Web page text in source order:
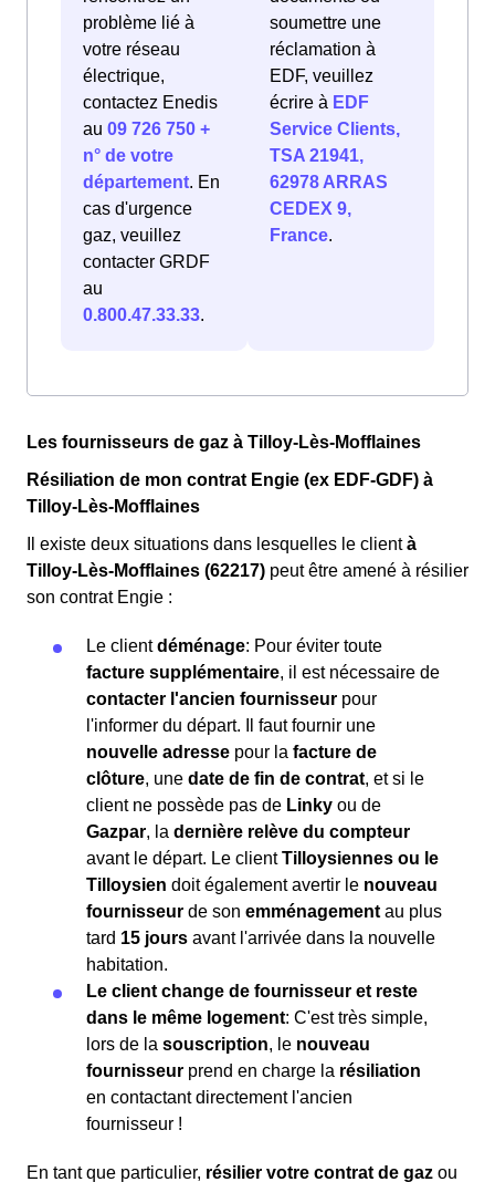
problème lié à
votre réseau
électrique,
contactez Enedis
au 09 726 750 +
n° de votre
département. En
cas d'urgence
gaz, veuillez
contacter GRDF
au
0.800.47.33.33.
soumettre une
réclamation à
EDF, veuillez
écrire à EDF
Service Clients,
TSA 21941,
62978 ARRAS
CEDEX 9,
France.
Les fournisseurs de gaz à Tilloy-Lès-Mofflaines
Résiliation de mon contrat Engie (ex EDF-GDF) à
Tilloy-Lès-Mofflaines
Il existe deux situations dans lesquelles le clientà
Tilloy-Lès-Mofflaines (62217) peut être amené à résilier
son contrat Engie :
Le clientdéménage: Pour éviter toute
facture supplémentaire, il est nécessaire de
contacter l'ancien fournisseur pour
l'informer du départ. Il faut fournir une
nouvelle adresse pour la facture de
clôture, une date de fin de contrat, et si le
client ne possède pas de Linky ou de
Gazpar, la dernière relève du compteur
avant le départ. Le clientTilloysiennes ou le
Tilloysien doit également avertir le nouveau
fournisseur de son emménagement au plus
tard 15 jours avant l'arrivée dans la nouvelle
habitation.
Le client change de fournisseur et reste
dans le même logement: C'est très simple,
lors de la souscription, le nouveau
fournisseur prend en charge la résiliation
en contactant directement l'ancien
fournisseur !
En tant que particulier, résilier votre contrat de gaz ou